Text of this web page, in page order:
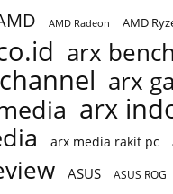
AMD Radeon AMD
arx
arx
arx
arx media rakit pc
ASUS ASUS ROG